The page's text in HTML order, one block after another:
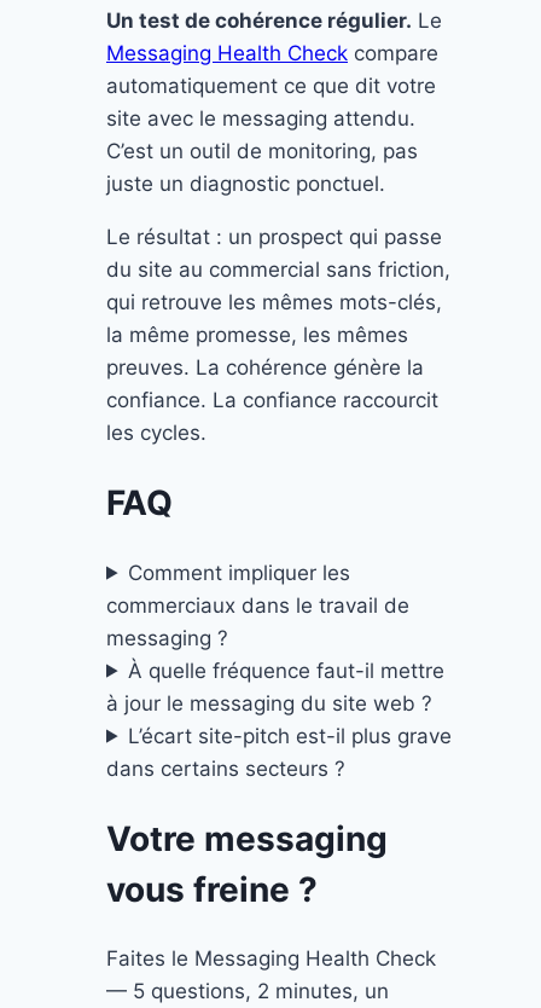
Un test de cohérence régulier. Le
Messaging Health Check compare
automatiquement ce que dit votre
site avec le messaging attendu.
C’est un outil de monitoring, pas
juste un diagnostic ponctuel.
Le résultat : un prospect qui passe
du site au commercial sans friction,
qui retrouve les mêmes mots-clés,
la même promesse, les mêmes
preuves. La cohérence génère la
confiance. La confiance raccourcit
les cycles.
FAQ
Comment impliquer les
commerciaux dans le travail de
messaging ?
À quelle fréquence faut-il mettre
à jour le messaging du site web ?
L’écart site-pitch est-il plus grave
dans certains secteurs ?
Votre messaging
vous freine ?
Faites le Messaging Health Check
— 5 questions, 2 minutes, un